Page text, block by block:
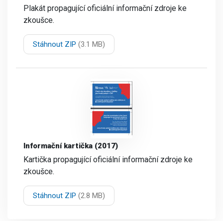
Plakát propagující oficiální informační zdroje ke
zkoušce.
Stáhnout ZIP (3.1 MB)
Informační kartička (2017)
Kartička propagující oficiální informační zdroje ke
zkoušce.
Stáhnout ZIP (2.8 MB)